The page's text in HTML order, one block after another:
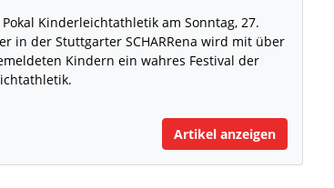
Pokal Kinderleichtathletik am Sonntag, 27.
in der Stuttgarter SCHARRena wird mit über
Kindern ein wahres Festival der
Artikel anzeigen